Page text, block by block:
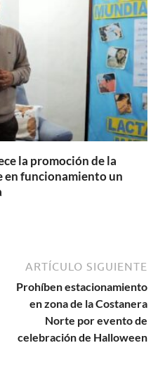
la promoción de la
en funcionamiento un
ARTÍCULO SIGUIENTE
Prohíben estacionamiento
en zona de la Costanera
Norte por evento de
celebración de Halloween